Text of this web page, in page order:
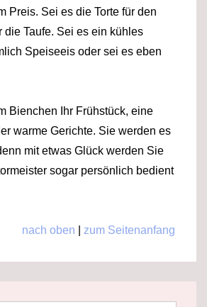
Preis. Sei es die Torte für den
die Taufe. Sei es ein kühles
Speiseeis oder sei es eben
Bienchen Ihr Frühstück, eine
warme Gerichte. Sie werden es
mit etwas Glück werden Sie
sogar persönlich bedient
nach oben zum Seitenanfang